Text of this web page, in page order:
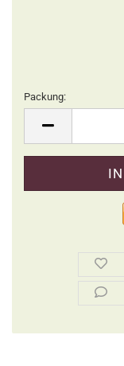
Packung: